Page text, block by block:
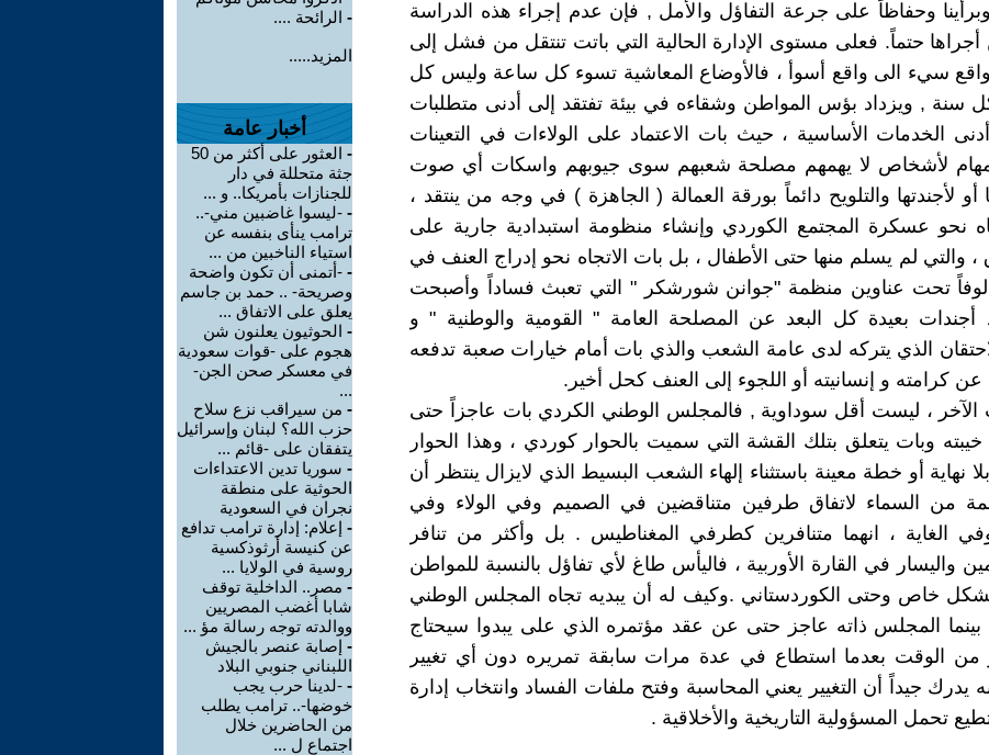
وبرأينا وحفاظاً على جرعة التفاؤل والأمل , فإن عدم إجراء هذه الدراسة
حتماً. فعلى مستوى الإدارة الحالية التي باتت تنتقل من فشل إلى
سيء الى واقع أسوأ ، فالأوضاع المعاشية تسوء كل ساعة وليس كل
سنة , ويزداد بؤس المواطن وشقاءه في بيئة تفتقد إلى أدنى متطلبات
الخدمات الأساسية ، حيث بات الاعتماد على الولاءات في التعينات
لأشخاص لا يهمهم مصلحة شعبهم سوى جيوبهم واسكات أي صوت
لأجندتها والتلويح دائماً بورقة العمالة ( الجاهزة ) في وجه من ينتقد ،
نحو عسكرة المجتمع الكوردي وإنشاء منظومة استبدادية جارية على
والتي لم يسلم منها حتى الأطفال ، بل بات الاتجاه نحو إدراج العنف في
تحت عناوين منظمة "جوانن شورشكر " التي تعبث فساداً وأصبحت
أجندات بعيدة كل البعد عن المصلحة العامة " القومية والوطنية " و
الذي يتركه لدى عامة الشعب والذي بات أمام خيارات صعبة تدفعه
عن كرامته و إنسانيته أو اللجوء إلى العنف كحل أخير.
الآخر ، ليست أقل سوداوية , فالمجلس الوطني الكردي بات عاجزاً حتى
وبات يتعلق بتلك القشة التي سميت بالحوار كوردي ، وهذا الحوار
نهاية أو خطة معينة باستثناء إلهاء الشعب البسيط الذي لايزال ينتظر أن
من السماء لاتفاق طرفين متناقضين في الصميم وفي الولاء وفي
الغاية ، انهما متنافرين كطرفي المغناطيس . بل وأكثر من تنافر
واليسار في القارة الأوربية ، فاليأس طاغ لأي تفاؤل بالنسبة للمواطن
خاص وحتى الكوردستاني .وكيف له أن يبديه تجاه المجلس الوطني
بينما المجلس ذاته عاجز حتى عن عقد مؤتمره الذي على يبدوا سيحتاج
من الوقت بعدما استطاع في عدة مرات سابقة تمريره دون أي تغيير
يدرك جيداً أن التغيير يعني المحاسبة وفتح ملفات الفساد وانتخاب إدارة
تحمل المسؤولية التاريخية والأخلاقية .
- الرائحة ....
المزيد.....
أخبار عامة
-
العثور على أكثر من 50
جثة متحللة في دار
للجنازات بأمريكا.. و ...
- -ليسوا غاضبين مني-..
ترامب ينأى بنفسه عن
استياء الناخبين من ...
- -أتمنى أن تكون واضحة
وصريحة- .. حمد بن جاسم
يعلق على الاتفاق ...
- الحوثيون يعلنون شن
هجوم على -قوات سعودية
في معسكر صحن الجن-
...
- من سيراقب نزع سلاح
حزب الله؟ لبنان وإسرائيل
يتفقان على -قائم ...
- سوريا تدين الاعتداءات
الحوثية على منطقة
نجران في السعودية
- إعلام: إدارة ترامب تدافع
عن كنيسة أرثوذكسية
روسية في الولايا ...
- مصر.. الداخلية توقف
شابا أغضب المصريين
ووالدته توجه رسالة مؤ ...
- إصابة عنصر بالجيش
اللبناني جنوبي البلاد
- -لدينا حرب يجب
خوضها-.. ترامب يطلب
من الحاضرين خلال
اجتماع ل ...